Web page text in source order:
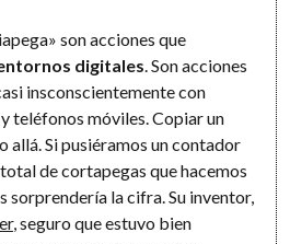
son acciones que
digitales. Son acciones
insconscientemente con
teléfonos móviles. Copiar un
allá. Si pusiéramos un contador
de cortapegas que hacemos
sorprendería la cifra. Su inventor,
, seguro que estuvo bien